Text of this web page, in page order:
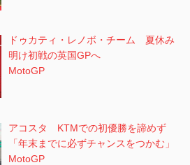
ドゥカティ・レノボ・チーム 夏休み
明け初戦の英国GPへ
MotoGP
アコスタ KTMでの初優勝を諦めず
「年末までに必ずチャンスをつかむ」
MotoGP